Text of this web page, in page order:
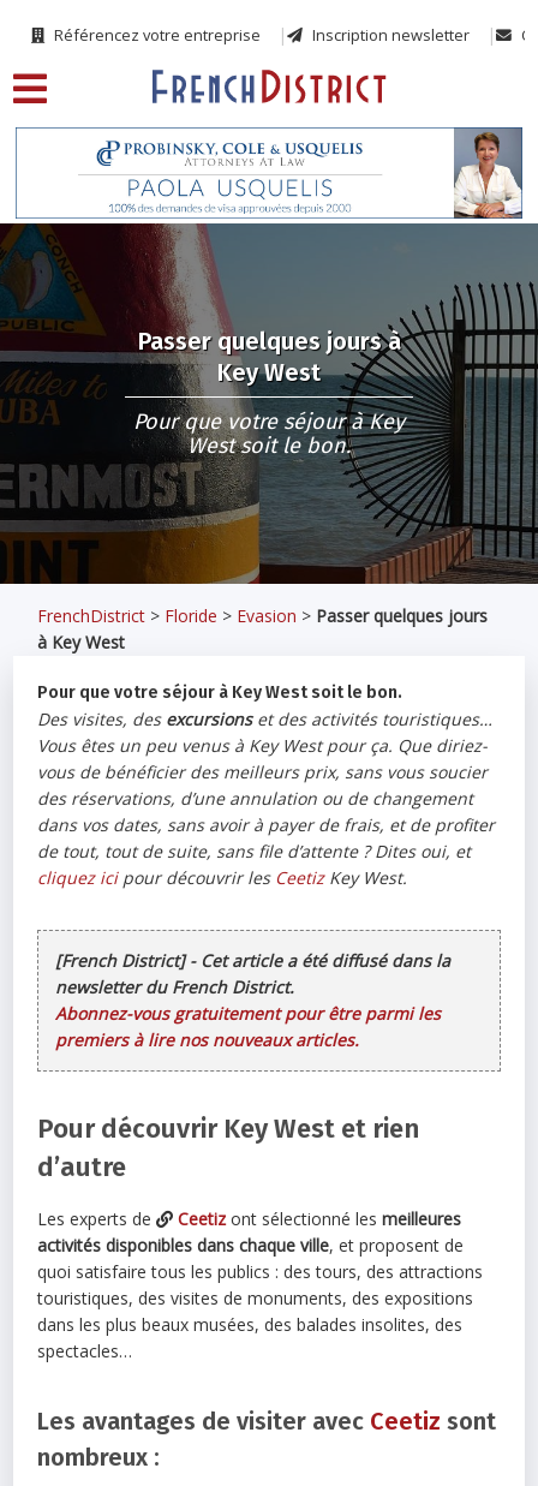
Référencez votre entreprise Inscription newsletter
Passer quelques jours à
Key West
Pour que votre séjour à Key
West soit le bon.
FrenchDistrict > Floride > Evasion > Passer quelques jours
à Key West
Pour que votre séjour à Key West soit le bon.
Des visites, desexcursionset des activités touristiques…
Vous êtes un peu venus à Key West pour ça. Que diriez-
vous de bénéficier des meilleurs prix, sans vous soucier
des réservations, d’une annulation ou de changement
dans vos dates, sans avoir à payer de frais, et de profiter
de tout, tout de suite, sans file d’attente ? Dites oui, et
cliquez icipour découvrir les CeetizKey West.
[French District] - Cet article a été diffusé dans la
newsletter du French District.
Abonnez-vous gratuitement pour être parmi les
premiers à lire nos nouveaux articles.
Pour découvrir Key West et rien
d’autre
Les experts de Ceetiz ont sélectionné lesmeilleures
activités disponibles dans chaque ville, et proposent de
quoi satisfaire tous les publics : des tours, des attractions
touristiques, des visites de monuments, des expositions
dans les plus beaux musées, des balades insolites, des
spectacles…
Les avantages de visiter avec Ceetiz sont
nombreux :